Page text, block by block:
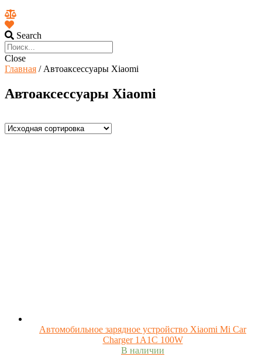
Search
Close
Главная / Автоаксессуары Xiaomi
Автоаксессуары Xiaomi
Автомобильное зарядное устройство Xiaomi Mi Car
Charger 1A1C 100W
В наличии